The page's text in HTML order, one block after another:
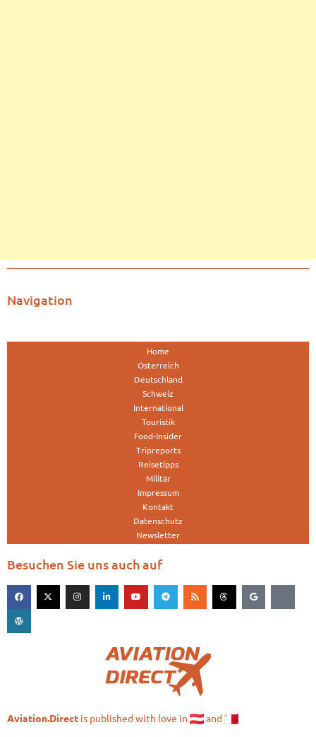
Navigation
Home
Österreich
Deutschland
Schweiz
International
Touristik
Food-Insider
Tripreports
Reisetipps
Militär
Impressum
Kontakt
Datenschutz
Newsletter
Besuchen Sie uns auch auf
Aviation.Direct is published with love in and